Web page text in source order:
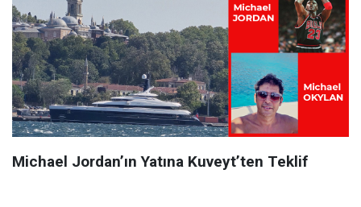
Michael Jordan’ın Yatına Kuveyt’ten Teklif